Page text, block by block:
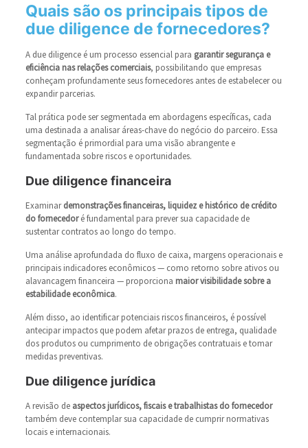
Quais são os principais tipos de
due diligence de fornecedores?
A due diligence é um processo essencial para garantir segurança e
eficiência nas relações comerciais, possibilitando que empresas
conheçam profundamente seus fornecedores antes de estabelecer ou
expandir parcerias.
Tal prática pode ser segmentada em abordagens específicas, cada
uma destinada a analisar áreas-chave do negócio do parceiro. Essa
segmentação é primordial para uma visão abrangente e
fundamentada sobre riscos e oportunidades.
Due diligence financeira
Examinardemonstrações financeiras, liquidez e histórico de crédito
do fornecedoré fundamental para prever sua capacidade de
sustentar contratos ao longo do tempo.
Uma análise aprofundada do fluxo de caixa, margens operacionais e
principais indicadores econômicos — como retorno sobre ativos ou
alavancagem financeira — proporciona maior visibilidade sobre a
estabilidade econômica.
Além disso, ao identificar potenciais riscos financeiros, é possível
antecipar impactos que podem afetar prazos de entrega, qualidade
dos produtos ou cumprimento de obrigações contratuais e tomar
medidas preventivas.
Due diligence jurídica
A revisão de aspectos jurídicos, fiscais e trabalhistas do fornecedor
também deve contemplar sua capacidade de cumprir normativas
locais e internacionais.